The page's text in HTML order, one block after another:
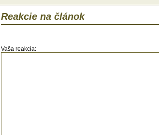
Výskumy ukázali, že cibuľa odstraňuje z
znižuje riziko artériosklerózy, trombózy a
posilňuje imunitný systém. Éterické oleje
Najzdravšia je surová cibuľa. Odborníci
odporúčajú 60 g cibule denne. Pozor, pri
Reakcie na článok
Vaša reakcia: